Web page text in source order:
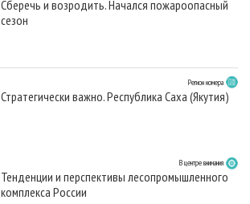
Сберечь и возродить. Начался пожароопасный
сезон
Регион номера
Стратегически важно. Республика Саха (Якутия)
В центре внимания
Тенденции и перспективы лесопромышленного
комплекса России